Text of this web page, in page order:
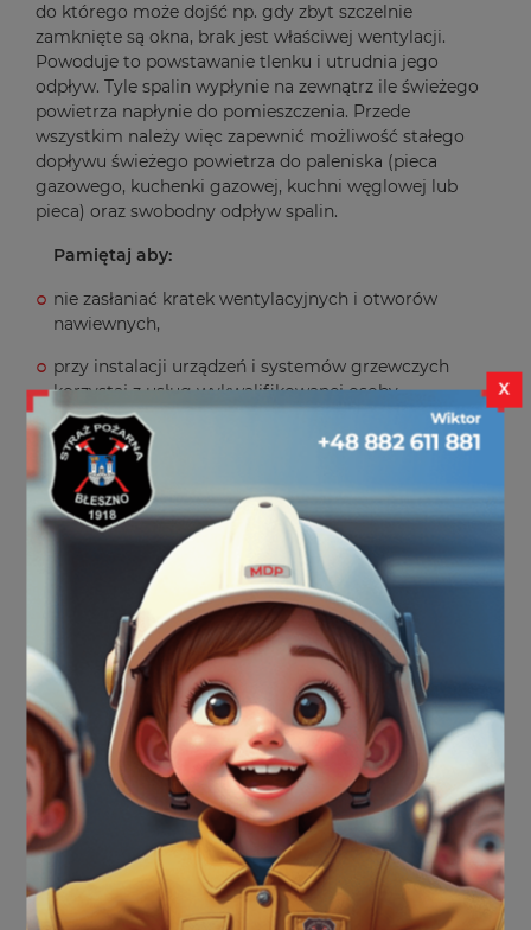
do którego może dojść np. gdy zbyt szczelnie
zamknięte są okna, brak jest właściwej wentylacji.
Powoduje to powstawanie tlenku i utrudnia jego
odpływ. Tyle spalin wypłynie na zewnątrz ile świeżego
powietrza napłynie do pomieszczenia. Przede
wszystkim należy więc zapewnić możliwość stałego
dopływu świeżego powietrza do paleniska (pieca
gazowego, kuchenki gazowej, kuchni węglowej lub
pieca) oraz swobodny odpływ spalin.
Pamiętaj aby:
nie zasłaniać kratek wentylacyjnych i otworów
nawiewnych,
przy instalacji urządzeń i systemów grzewczych
korzystaj z usług wykwalifikowanej osoby,
dokonywać okresowych przeglądów instalacji
wentylacyjnej i przewodów kominowych oraz ich
czyszczenia. Gdy używasz węgla i drewna należy to
robić nie rzadziej niż raz na 3 miesiące. Gdy używasz
gazu ziemnego czy oleju opałowego – nie rzadziej niż
raz na pół roku. Zarządca budynku lub właściciel ma
obowiązek m.in. przeglądu instalacji wentylacyjnej
nie rzadziej niż raz w roku.
użytkować sprawne techniczne urządzenia, w
których odbywa się proces spalania zgodnie z
instrukcją producenta: kontrolować stan techniczny
urządzeń grzewczych,
stosować urządzenia posiadające stosowne
dopuszczenia w zakresie wprowadzenia do obrotu; w
sytuacjach wątpliwych należy żądać okazania
wystawionej przez producenta lub importera
urządzenia tzw. deklaracji zgodności, tj. dokumentu
zawierającego informacje o specyfikacji technicznej
oraz przeznaczeniu i zakresie stosowania danego
X